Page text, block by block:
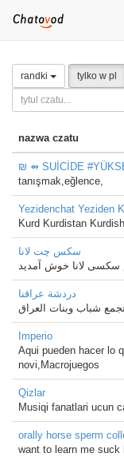
randki tylko w pl
nazwa czatu
₪ ⇴ SUİCİDE
tanışmak,eğlence,
Yezidenchat Yeziden
Kurd Kurdistan
سکس چت لانا
سکسی لانا خوش آمدید
دردشة عراقنا
شباب وبنات العراق
Imperio
Aqui pueden hacer lo
novi,Macrojuegos
Qizlar
Musiqi fanatlari ucun
orally horse sperm
want to learn me suck